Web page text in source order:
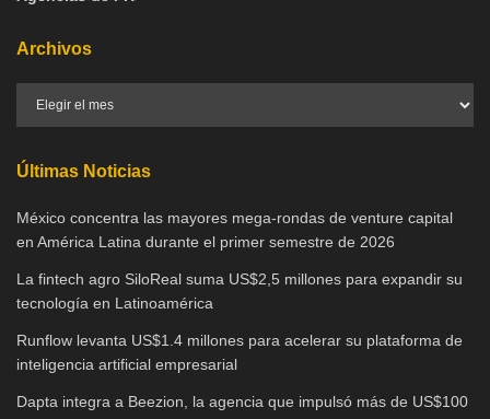
Archivos
Últimas Noticias
México concentra las mayores mega-rondas de venture capital
en América Latina durante el primer semestre de 2026
La fintech agro SiloReal suma US$2,5 millones para expandir su
tecnología en Latinoamérica
Runflow levanta US$1.4 millones para acelerar su plataforma de
inteligencia artificial empresarial
Dapta integra a Beezion, la agencia que impulsó más de US$100